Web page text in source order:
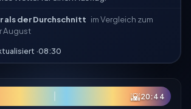
als der Durchschnitt im Vergleich zum
August
·08:30
🌇20:44